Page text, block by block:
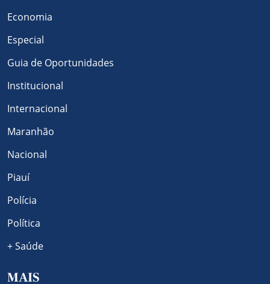
Economia
Especial
Guia de Oportunidades
Institucional
Internacional
Maranhão
Nacional
Piauí
Polícia
Política
+ Saúde
MAIS